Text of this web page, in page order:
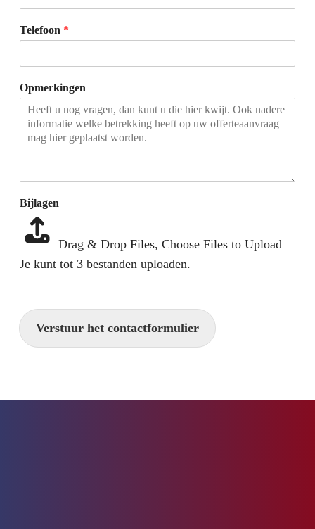
Telefoon *
Opmerkingen
Bijlagen
Drag & Drop Files, Choose Files to Upload
Je kunt tot 3 bestanden uploaden.
Verstuur het contactformulier